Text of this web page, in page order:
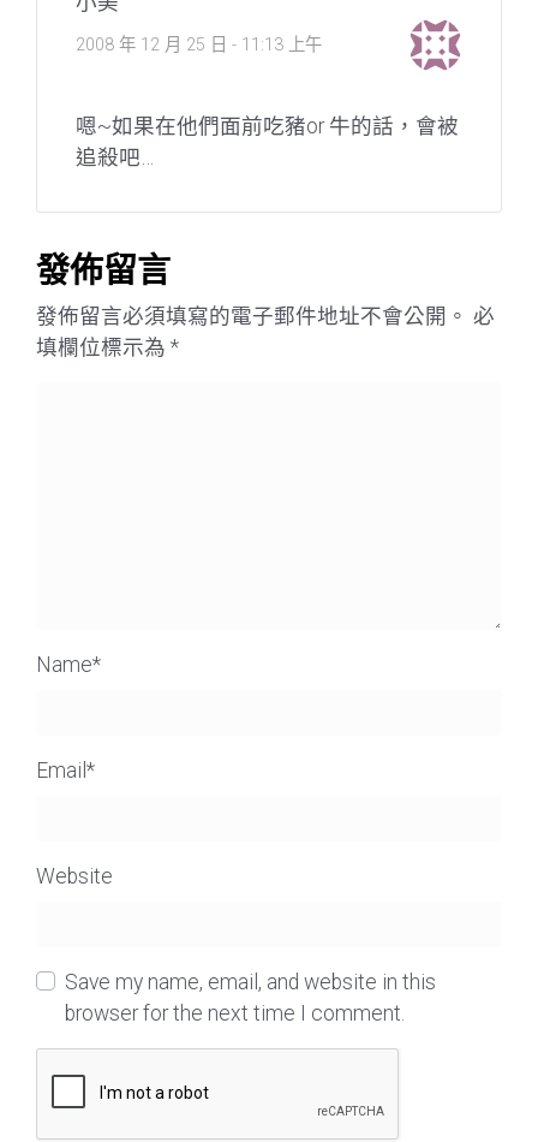
2008 年 12 月 25 日 - 11:13 上午
嗯~如果在他們面前吃豬or 牛的話，會被
追殺吧…
發佈留言
發佈留言必須填寫的電子郵件地址不會公開。 必
填欄位標示為 *
Name*
Email *
Website
Save my name, email, and website in this
browser for the next time I comment.